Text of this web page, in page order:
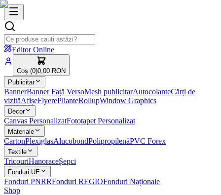
Editor Online
Coș (0)0,00 RON
Publicitar
BannerBanner Față VersoMesh publicitarAutocolanteCărți de
vizităAfișeFlyerePlianteRollupWindow Graphics
Decor
Canvas PersonalizatFototapet Personalizat
Materiale
CartonPlexiglasAlucobondPolipropilenăPVC Forex
Textile
TricouriHanoraceȘepci
Fonduri UE
Fonduri PNRRFonduri REGIOFonduri Naționale
Shop